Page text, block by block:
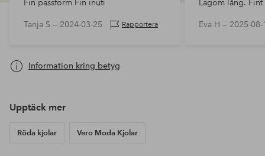
Tanja S — 2024-03-25 Rapportera Eva H — 2025-08-
Information kring betyg
Upptäck mer
Röda kjolar Vero Moda Kjolar